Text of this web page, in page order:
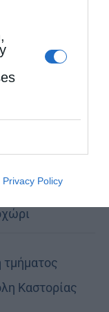
Privacy Policy
τα περίπτερα
μας δείχνει
σιωπής»
Σωτήρος σε
τμήματος
Καστορίας